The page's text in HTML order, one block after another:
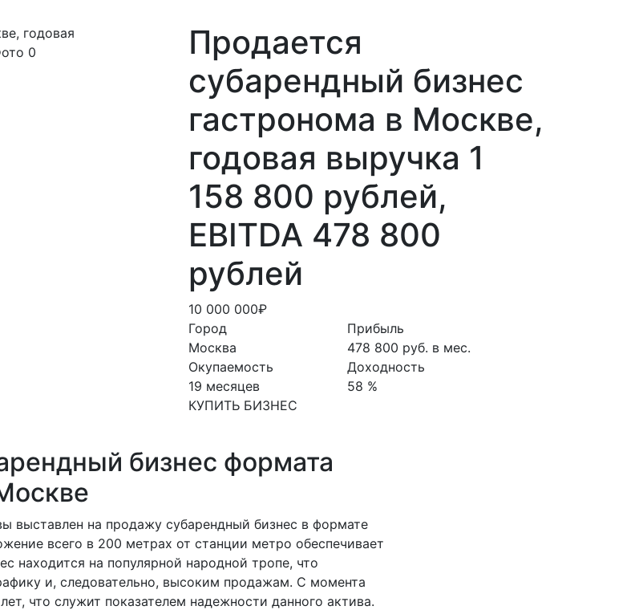
Продается
субарендный бизнес
гастронома в Москве,
годовая выручка 1
158 800 рублей,
EBITDA 478 800
рублей
10 000 000₽
Город
Москва
Окупаемость
19 месяцев
КУПИТЬ БИЗНЕС
Прибыль
478 800 руб. в мес.
Доходность
58 %
бизнес формата
выставлен на продажу субарендный бизнес в формате
всего в 200 метрах от станции метро обеспечивает
находится на популярной народной тропе, что
и, следовательно, высоким продажам. С момента
что служит показателем надежности данного актива.